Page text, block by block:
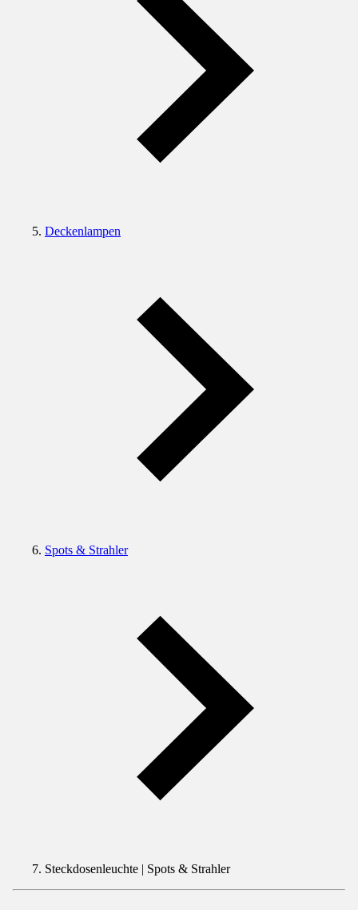
Deckenlampen
Spots & Strahler
Steckdosenleuchte | Spots & Strahler